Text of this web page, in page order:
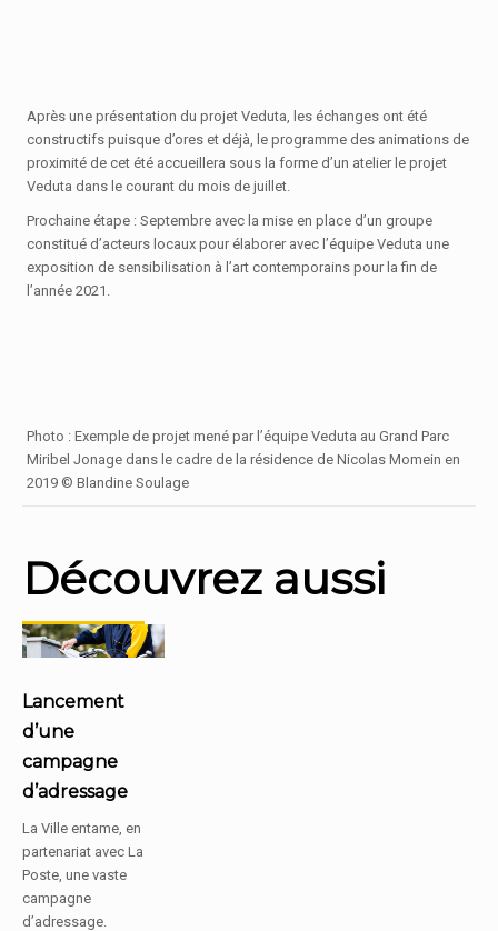
Après une présentation du projet Veduta, les échanges ont été
constructifs puisque d’ores et déjà, le programme des animations de
proximité de cet été accueillera sous la forme d’un atelier le projet
Veduta dans le courant du mois de juillet.
Prochaine étape : Septembre avec la mise en place d’un groupe
constitué d’acteurs locaux pour élaborer avec l’équipe Veduta une
exposition de sensibilisation à l’art contemporains pour la fin de
l’année 2021.
Photo : Exemple de projet mené par l’équipe Veduta au Grand Parc
Miribel Jonage dans le cadre de la résidence de Nicolas Momein en
2019 © Blandine Soulage
Découvrez aussi
Lancement
d’une
campagne
d’adressage
La Ville entame, en
partenariat avec La
Poste, une vaste
campagne
d’adressage.